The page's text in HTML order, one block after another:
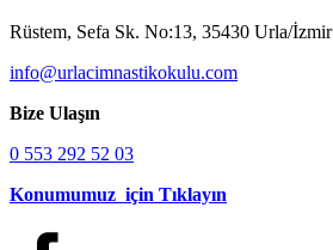
Rüstem, Sefa Sk. No:13, 35430 Urla/İzmir
info@urlacimnastikokulu.com
Bize Ulaşın
0 553 292 52 03
Konumumuz için Tıklayın